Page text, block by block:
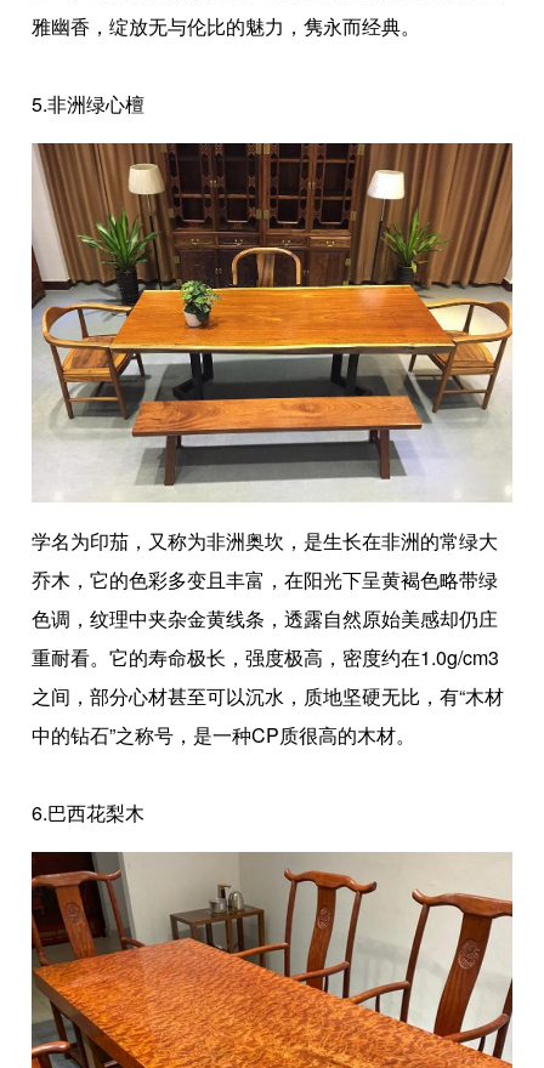
雅幽香，绽放无与伦比的魅力，隽永而经典。
5.非洲绿心檀
学名为印茄，又称为非洲奥坎，是生长在非洲的常绿大
乔木，它的色彩多变且丰富，在阳光下呈黄褐色略带绿
色调，纹理中夹杂金黄线条，透露自然原始美感却仍庄
重耐看。它的寿命极长，强度极高，密度约在1.0g/cm3
之间，部分心材甚至可以沉水，质地坚硬无比，有“木材
中的钻石”之称号，是一种CP质很高的木材。
6.巴西花梨木